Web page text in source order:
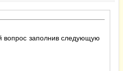
вопрос заполнив следующую